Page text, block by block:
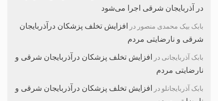
در آذربایجان شرقی اجرا می‌شود
بابک بیک محمدی منصور در افزایش تخلف پزشکان درآذربایجان
شرقی و نارضایتی مردم
بابک آذربایجانی در افزایش تخلف پزشکان درآذربایجان شرقی و
نارضایتی مردم
بابک آذربایجانلو در افزایش تخلف پزشکان درآذربایجان شرقی و